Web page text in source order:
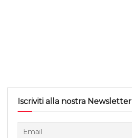
Iscriviti alla nostra Newsletter